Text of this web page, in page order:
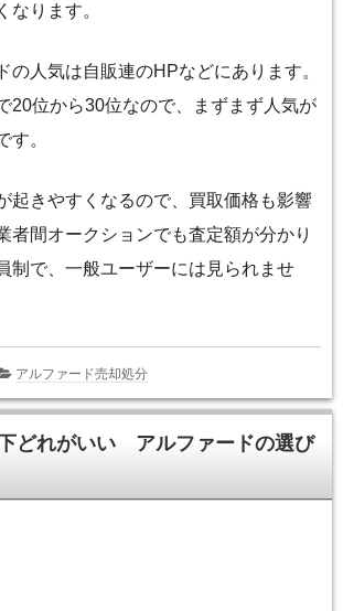
なります。
の人気は自販連のHPなどにあります。
20位から30位なので、まずまず人気が
す。
起きやすくなるので、買取価格も影響
者間オークションでも査定額が分かり
制で、一般ユーザーには見られませ
アルファード売却処分
どれがいい アルファードの選び